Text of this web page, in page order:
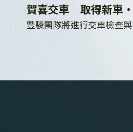
賀喜交車 取得新車
豐駿團隊將進行交車檢查